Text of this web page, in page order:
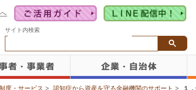
サイト内検索
度・サービス > 認知症から資産を守る金融機関のサポート > １